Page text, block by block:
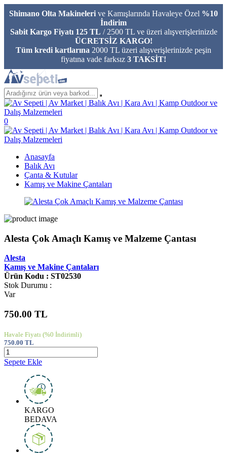
Shimano Olta Makineleri ve Kamışlarında Havaleye Özel %10
İndirim
Sabit Kargo Fiyatı 125 TL / 2500 TL ve üzeri alışverişlerinizde
ÜCRETSİZ KARGO!
Tüm kredi kartlarına 2000 TL üzeri alışverişlerinizde peşin
fiyatına vade farksız 3 TAKSİT!
0
Anasayfa
Balık Avı
Çanta & Kutular
Kamış ve Makine Çantaları
Alesta Çok Amaçlı Kamış ve Malzeme Çantası
Alesta
Kamış ve Makine Çantaları
Ürün Kodu : ST02530
Stok Durumu :
Var
750.00 TL
Havale Fiyatı (%0 İndirimli)
750.00 TL
Sepete Ekle
KARGO
BEDAVA